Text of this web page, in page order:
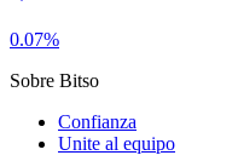
0.07%
Sobre Bitso
Confianza
Unite al equipo